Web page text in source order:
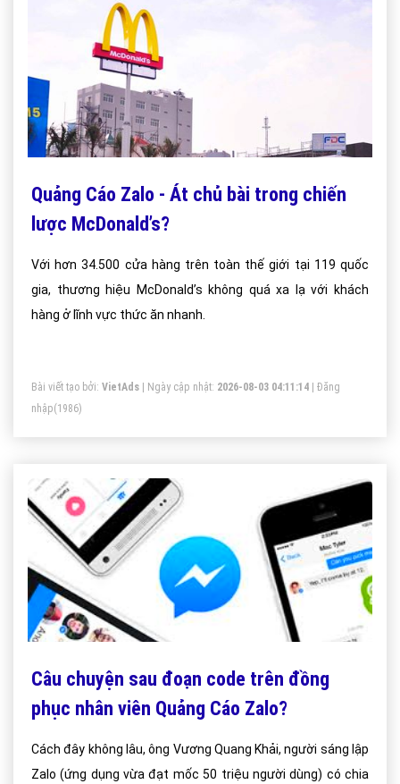
Quảng Cáo Zalo - Át chủ bài trong chiến
lược McDonald’s?
Với hơn 34.500 cửa hàng trên toàn thế giới tại 119 quốc
gia, thương hiệu McDonald’s không quá xa lạ với khách
hàng ở lĩnh vực thức ăn nhanh.
Bài viết tạo bởi: VietAds | Ngày cập nhật: 2026-08-03 04:11:14
Đăng
nhập(1986)
Câu chuyện sau đoạn code trên đồng
phục nhân viên Quảng Cáo Zalo?
Cách đây không lâu, ông Vương Quang Khải, người sáng lập
Zalo (ứng dụng vừa đạt mốc 50 triệu người dùng) có chia